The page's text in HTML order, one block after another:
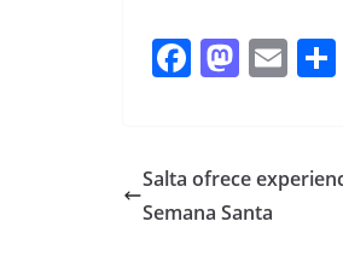
F
b
o
M
d
o
E
l
Salta ofrece
Semana Santa